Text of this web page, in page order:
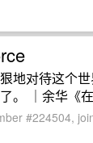
地对待这个
。 ｜余华《在
#224504,